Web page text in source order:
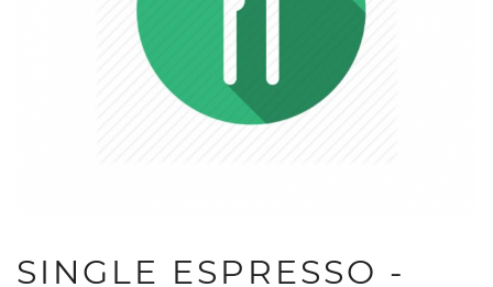
SINGLE ESPRESSO -